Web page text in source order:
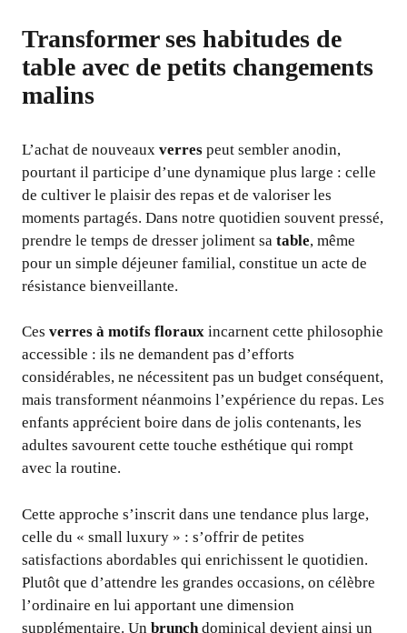
Transformer ses habitudes de
table avec de petits changements
malins
L’achat de nouveaux verres peut sembler anodin,
pourtant il participe d’une dynamique plus large : celle
de cultiver le plaisir des repas et de valoriser les
moments partagés. Dans notre quotidien souvent pressé,
prendre le temps de dresser joliment sa table, même
pour un simple déjeuner familial, constitue un acte de
résistance bienveillante.
Ces verres à motifs floraux incarnent cette philosophie
accessible : ils ne demandent pas d’efforts
considérables, ne nécessitent pas un budget conséquent,
mais transforment néanmoins l’expérience du repas. Les
enfants apprécient boire dans de jolis contenants, les
adultes savourent cette touche esthétique qui rompt
avec la routine.
Cette approche s’inscrit dans une tendance plus large,
celle du « small luxury » : s’offrir de petites
satisfactions abordables qui enrichissent le quotidien.
Plutôt que d’attendre les grandes occasions, on célèbre
l’ordinaire en lui apportant une dimension
supplémentaire. Un brunch dominical devient ainsi un